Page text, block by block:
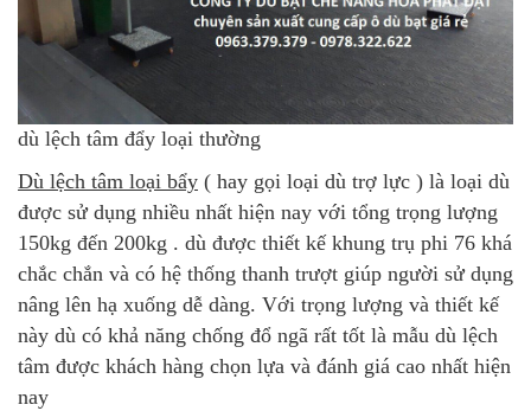
dù lệch tâm đẩy loại thường
Dù lệch tâm loại bẩy ( hay gọi loại dù trợ lực ) là loại dù
được sử dụng nhiều nhất hiện nay với tổng trọng lượng
150kg đến 200kg . dù được thiết kế khung trụ phi 76 khá
chắc chắn và có hệ thống thanh trượt giúp người sử dụng
nâng lên hạ xuống dễ dàng. Với trọng lượng và thiết kế
này dù có khả năng chống đổ ngã rất tốt là mẫu dù lệch
tâm được khách hàng chọn lựa và đánh giá cao nhất hiện
nay